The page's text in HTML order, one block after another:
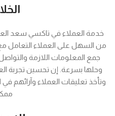
خدمة العملاء في تاكسي سعد
من السهل على العملاء
جمع المعلومات اللازمة
وحلها بسرعة. إن تحسين تجربة
وتأخذ تعليقات العملاء وآرائهم